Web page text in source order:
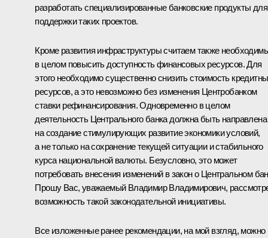
разработать специализированные банковские продукты для
поддержки таких проектов.
Кроме развития инфраструктуры считаем также
в целом повысить доступность финансовых ресурсов. Для
этого необходимо существенно снизить стоимость
ресурсов, а это невозможно без изменения Центробанком
ставки рефинансирования. Одновременно в целом
деятельность Центрального банка должна быть направлена
на создание стимулирующих развитие экономики условий,
а не только на сохранение текущей ситуации и стабильного
курса национальной валюты. Безусловно, это может
потребовать внесения изменений в закон о Центральном
Прошу Вас, уважаемый Владимир Владимирович,
возможность такой законодательной инициативы.
Все изложенные ранее рекомендации, на мой взгляд, можно